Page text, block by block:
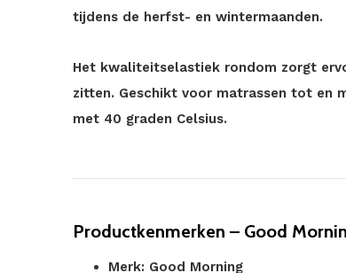
tijdens de herfst- en wintermaanden.
Het kwaliteitselastiek rondom zorgt
zitten. Geschikt voor matrassen tot en
met 40 graden Celsius.
Productkenmerken – Good
Merk: Good Morning